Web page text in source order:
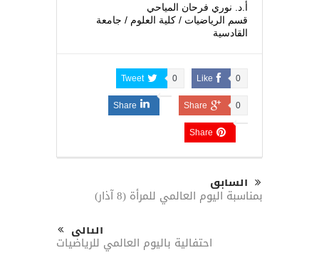
أ.د. نوري فرحان المياحي
قسم الرياضيات / كلية العلوم / جامعة
القادسية
Like 0
Tweet 0
Share 0
Share
Share
السابق
بمناسبة اليوم العالمي للمرأة (8 آذار)
التالى
احتفالية باليوم العالمي للرياضيات